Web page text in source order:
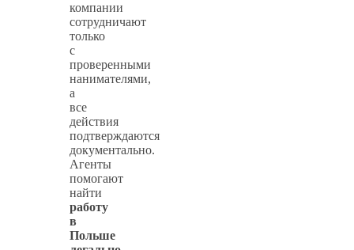
компании
сотрудничают
только
с
проверенными
нанимателями,
а
все
действия
подтверждаются
документально.
Агенты
помогают
найти
работу
в
Польше